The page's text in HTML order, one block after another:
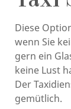
Diese
wenn Sie
gern ein
keine Lust
Der
gemütlich.